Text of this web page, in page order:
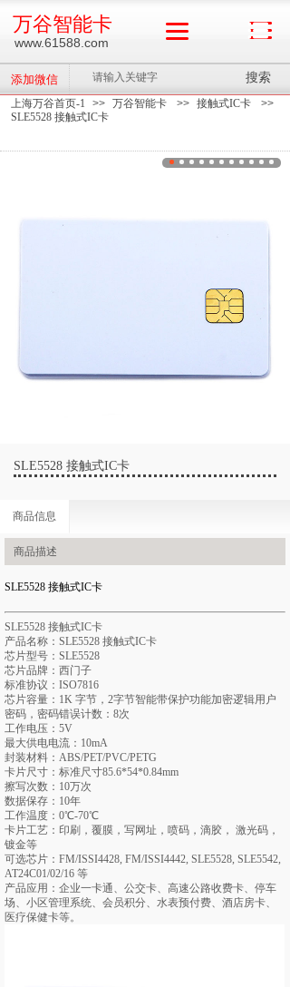
上海万谷首页-1 >> 万谷智能卡 >> 接触式IC卡
>>
SLE5528 接触式IC卡
SLE5528 接触式IC卡
商品信息
商品描述
SLE5528 接触式IC卡
SLE5528 接触式IC卡
产品名称：SLE5528 接触式IC卡
芯片型号：SLE5528
芯片品牌：西门子
标准协议：ISO7816
芯片容量：1K 字节，2字节智能带保护功能加密逻辑用户
密码，密码错误计数：8次
工作电压：5V
最大供电电流：10mA
封装材料：ABS/PET/PVC/PETG
卡片尺寸：标准尺寸85.6*54*0.84mm
擦写次数：10万次
数据保存：10年
工作温度：0℃-70℃
卡片工艺：印刷，覆膜，写网址，喷码，滴胶， 激光码，
镀金等
可选芯片：FM/ISSI4428, FM/ISSI4442, SLE5528, SLE5542,
AT24C01/02/16 等
产品应用：企业一卡通、公交卡、高速公路收费卡、停车
场、小区管理系统、会员积分、水表预付费、酒店房卡、
医疗保健卡等。
添加微信 搜索
www.61588.com
万谷智能卡